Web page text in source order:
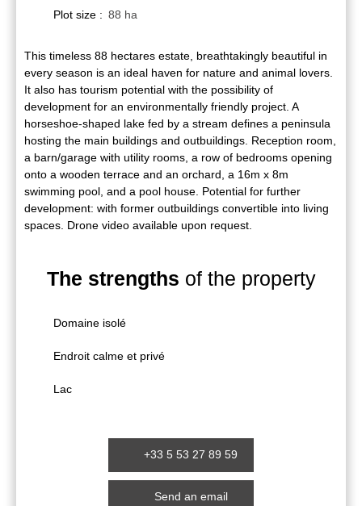
Plot size : 88 ha
This timeless 88 hectares estate, breathtakingly beautiful in
every season is an ideal haven for nature and animal lovers.
It also has tourism potential with the possibility of
development for an environmentally friendly project. A
horseshoe-shaped lake fed by a stream defines a peninsula
hosting the main buildings and outbuildings. Reception room,
a barn/garage with utility rooms, a row of bedrooms opening
onto a wooden terrace and an orchard, a 16m x 8m
swimming pool, and a pool house. Potential for further
development: with former outbuildings convertible into living
spaces. Drone video available upon request.
The strengths of the property
Domaine isolé
Endroit calme et privé
Lac
+33 5 53 27 89 59
Send an email